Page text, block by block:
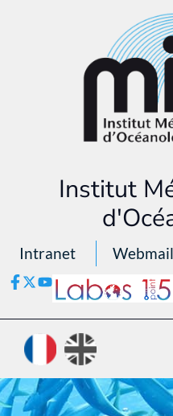
Institut
Intranet Webmail